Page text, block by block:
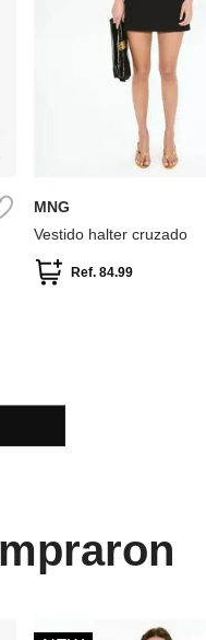
L
MNG
Vestido halter cruzado
Ref.84.99